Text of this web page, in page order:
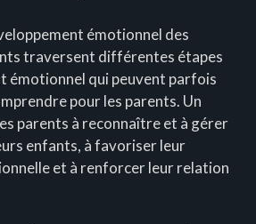
émotionnel des
traversent différentes étapes
émotionnel qui peuvent parfois
pour les parents. Un
parents à reconnaître et à gérer
enfants, à favoriser leur
et à renforcer leur relation